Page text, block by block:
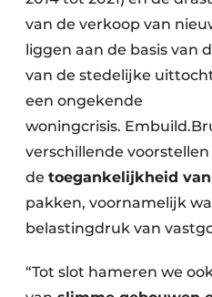
van de verkoop van
liggen aan de basis van
van de stedelijke
een ongekende
woningcrisis.
verschillende voorstellen
de toegankelijkheid
pakken, voornamelijk
belastingdruk van
“Tot slot hameren we